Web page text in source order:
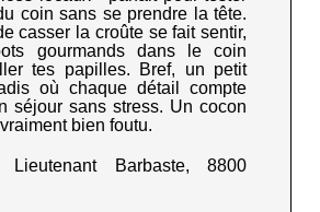
coin sans se prendre la tête.
casser la croûte se fait sentir,
gourmands dans le coin
tes papilles. Bref, un petit
où chaque détail compte
séjour sans stress. Un cocon
bien foutu.
Barbaste, 8800